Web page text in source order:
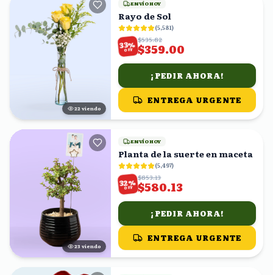
23 viendo
ENVÍO HOY
Rayo de Sol
(5,581)
33%
OFF
$535.82
$359.00
¡PEDIR AHORA!
ENTREGA URGENTE
23 viendo
ENVÍO HOY
Planta de la suerte en maceta
(5,497)
32%
OFF
$853.13
$580.13
¡PEDIR AHORA!
ENTREGA URGENTE